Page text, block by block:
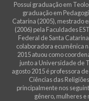
Possui graduação em
graduação em
Catarina (2005), mestrado
(2006) pela Faculdades
Federal de Santa
colaboradora ecumênica
2015 atuou como
junto a Universidade de
agosto 2015 é professora
Ciências das
principalmente nos
gênero, mulheres